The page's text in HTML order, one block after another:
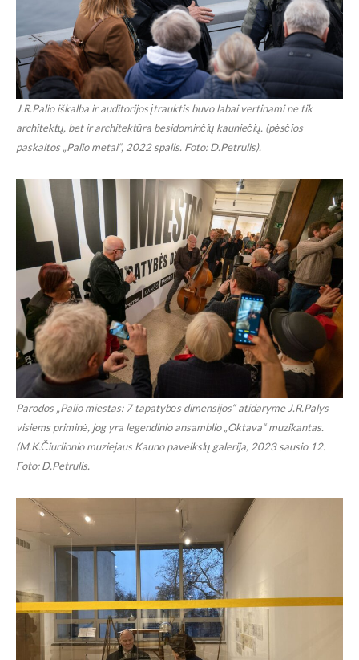
J.R.Palio iškalba ir auditorijos įtrauktis buvo labai vertinami ne tik
architektų, bet ir architektūra besidominčių kauniečių. (pėsčios
paskaitos „Palio metai“, 2022 spalis. Foto: D.Petrulis).
Parodos „Palio miestas: 7 tapatybės dimensijos“ atidaryme J.R.Palys
visiems priminė, jog yra legendinio ansamblio „Oktava“ muzikantas.
(M.K.Čiurlionio muziejaus Kauno paveikslų galerija, 2023 sausio 12.
Foto: D.Petrulis.